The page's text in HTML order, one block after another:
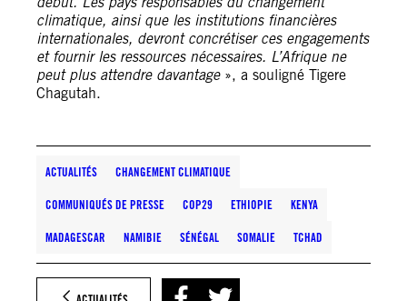
climatique, ainsi que les institutions financières
internationales, devront concrétiser ces engagements
et fournir les ressources nécessaires. L’Afrique ne
peut plus attendre davantage», a souligné Tigere
Chagutah.
ACTUALITÉS CHANGEMENT CLIMATIQUE
COMMUNIQUÉS DE PRESSE COP29 ETHIOPIE KENYA
MADAGESCAR NAMIBIE SÉNÉGAL SOMALIE TCHAD